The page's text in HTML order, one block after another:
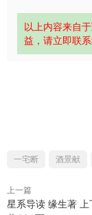
以上内容来自
益，请立即联
一宅断 酒景献
上一篇
星系导读 缘生著 上